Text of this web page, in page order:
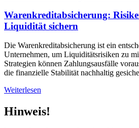
Warenkreditabsicherung:
Liquidität sichern
Die Warenkreditabsicherung ist ein
Unternehmen, um Liquiditätsrisiken zu
Strategien können Zahlungsausfälle
die finanzielle Stabilität nachhaltig
Weiterlesen
Hinweis!